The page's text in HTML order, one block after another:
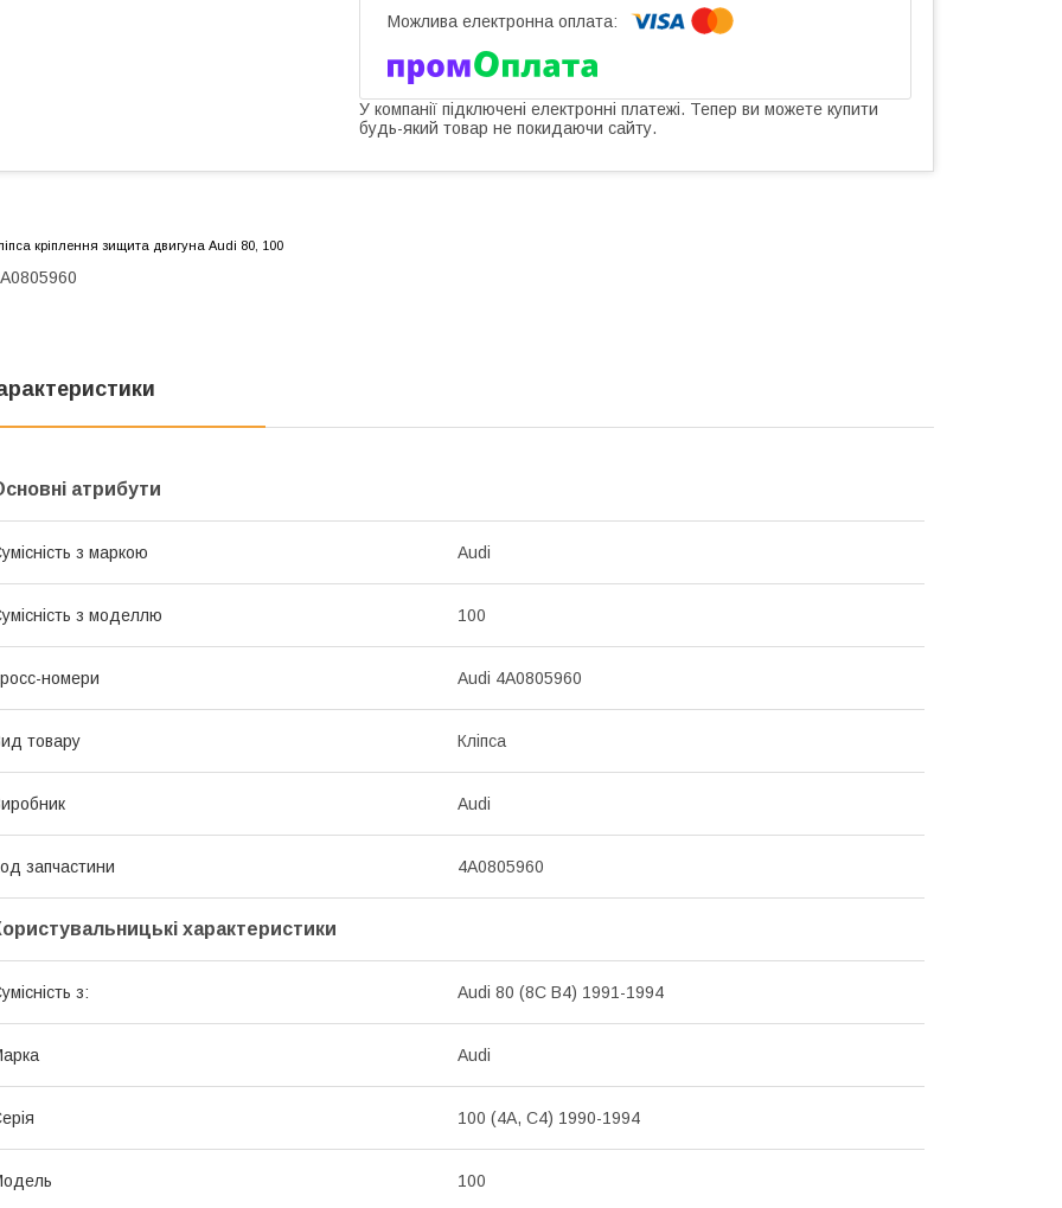
У компанії підключені електронні платежі. Тепер ви можете купити
будь-який товар не покидаючи сайту.
кріплення зищита двигуна Audi 80 , 100
атрибути
з маркою Audi
з моделлю 100
номери Audi 4A0805960
товару Кліпса
Audi
запчастини 4A0805960
характеристики
з: Audi 80 (8C B4) 1991-1994
Audi
100 (4A, C4) 1990-1994
100